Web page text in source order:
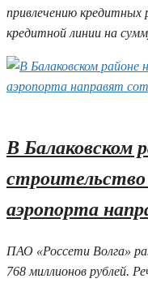
привлечению кредитных
кредитной линии на
В Балаковском
строительство
аэропорта
ПАО «Россети Волга»
768 миллионов рублей.